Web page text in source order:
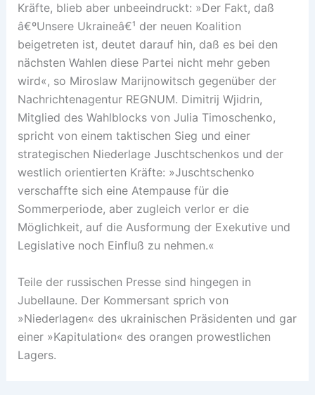
Kräfte, blieb aber unbeeindruckt: »Der Fakt, daß
â€ºUnsere Ukraineâ€¹ der neuen Koalition
beigetreten ist, deutet darauf hin, daß es bei den
nächsten Wahlen diese Partei nicht mehr geben
wird«, so Miroslaw Marijnowitsch gegenüber der
Nachrichtenagentur REGNUM. Dimitrij Wjidrin,
Mitglied des Wahlblocks von Julia Timoschenko,
spricht von einem taktischen Sieg und einer
strategischen Niederlage Juschtschenkos und der
westlich orientierten Kräfte: »Juschtschenko
verschaffte sich eine Atempause für die
Sommerperiode, aber zugleich verlor er die
Möglichkeit, auf die Ausformung der Exekutive und
Legislative noch Einfluß zu nehmen.«
Teile der russischen Presse sind hingegen in
Jubellaune. Der Kommersant sprich von
»Niederlagen« des ukrainischen Präsidenten und gar
einer »Kapitulation« des orangen prowestlichen
Lagers.